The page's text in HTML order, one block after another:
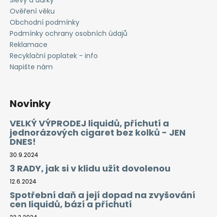
Ověření věku
Obchodní podmínky
Podmínky ochrany osobních údajů
Reklamace
Recyklační poplatek - info
Napište nám
Novinky
VELKÝ VÝPRODEJ liquidů, příchutí a
jednorázových cigaret bez kolků - JEN
DNES!
30.9.2024
3 RADY, jak si v klidu užít dovolenou
12.6.2024
Spotřební daň a její dopad na zvyšování
cen liquidů, bází a příchutí